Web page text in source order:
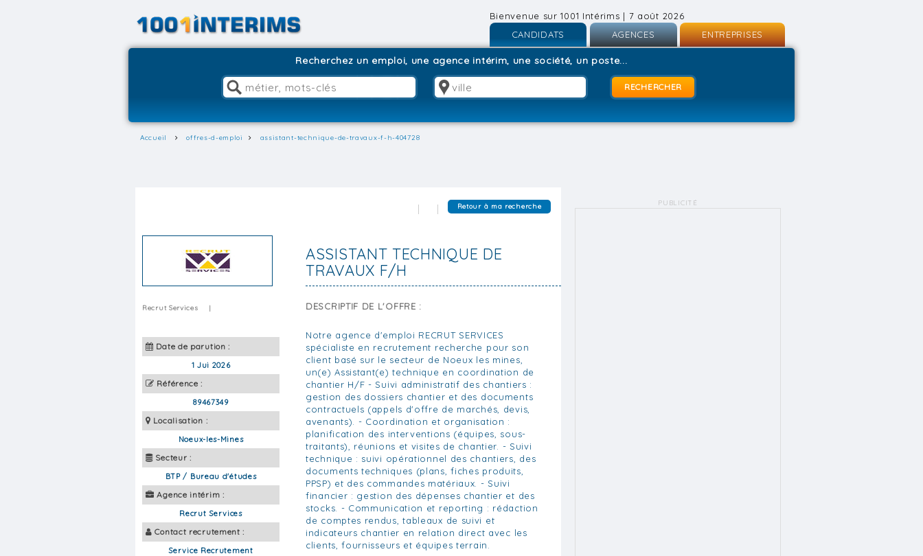
Bienvenue sur 1001 Intérims | 7 août 2026
CANDIDATS
Inscription
AGENCES
Inscription
Connexion
ENTREPRISES
Recherchez un emploi, une agence intérim, une société, un poste...
Accueil offres-d-emploi assistant-technique-de-travaux-f-h-404728
Retour à ma recherche
ASSISTANT TECHNIQUE DE
TRAVAUX F/H
Recrut Services |
Date de parution :
1 Jui 2026
Référence :
89467349
Localisation :
Noeux-les-Mines
Secteur :
BTP / Bureau d'études
Agence intérim :
Recrut Services
Contact recrutement :
Service Recrutement
DESCRIPTIF DE L'OFFRE :
Notre agence d'emploi RECRUT SERVICES
spécialiste en recrutement recherche pour son
client basé sur le secteur de Noeux les mines,
un(e) Assistant(e) technique en coordination de
chantier H/F - Suivi administratif des chantiers :
gestion des dossiers chantier et des documents
contractuels (appels d'offre de marchés, devis,
avenants). - Coordination et organisation :
planification des interventions (équipes, sous-
traitants), réunions et visites de chantier. - Suivi
technique : suivi opérationnel des chantiers, des
documents techniques (plans, fiches produits,
PPSP) et des commandes matériaux. - Suivi
financier : gestion des dépenses chantier et des
stocks. - Communication et reporting : rédaction
de comptes rendus, tableaux de suivi et
indicateurs chantier en relation direct avec les
clients, fournisseurs et équipes terrain.
PUBLICITÉ